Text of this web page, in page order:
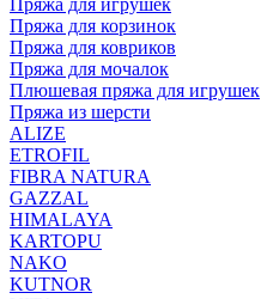
Пряжа для игрушек
Пряжа для корзинок
Пряжа для ковриков
Пряжа для мочалок
Плюшевая пряжа для игрушек
Пряжа из шерсти
ALIZE
ETROFIL
FIBRA NATURA
GAZZAL
HIMALAYA
KARTOPU
NAKO
KUTNOR